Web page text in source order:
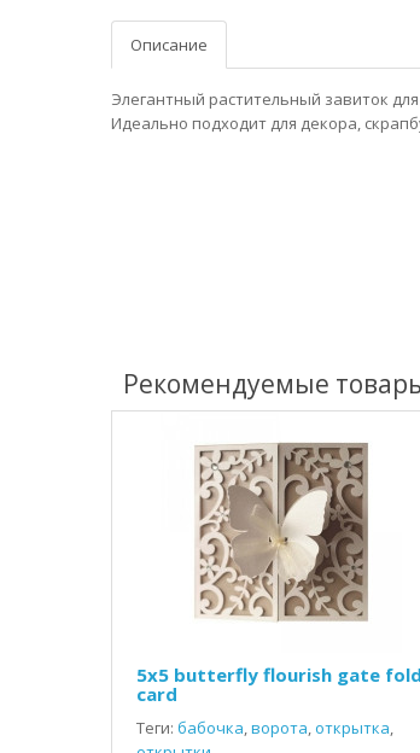
Описание
Элегантный растительный завиток
Идеально подходит для декора,
Рекомендуемые
5x5 butterfly flourish gate fold
card
Теги: бабочка,ворота,открытка,